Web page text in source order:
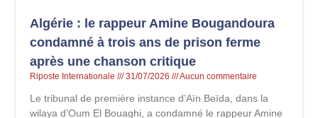
Algérie : le rappeur Amine Bougandoura
condamné à trois ans de prison ferme
après une chanson critique
Riposte Internationale 31/07/2026 Aucun commentaire
Le tribunal de première instance d’Aïn Beïda, dans la
wilaya d’Oum El Bouaghi, a condamné le rappeur Amine